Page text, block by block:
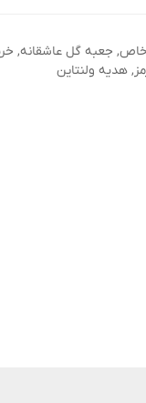
, جعبه گل عاشقانه,
, هدیه ولنتاین